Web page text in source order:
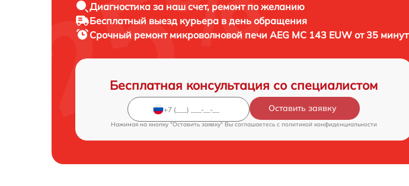
Диагностика за наш счет, ремонт по желанию
Бесплатный выезд курьера в день обращения
Срочный ремонт микроволновой печи AEG MC 143 EUW от 35 минут
Бесплатная консультация со специалистом
Оставить заявку
Нажимая на кнопку "Оставить заявку" Вы соглашаетесь c политикой конфиденциальности